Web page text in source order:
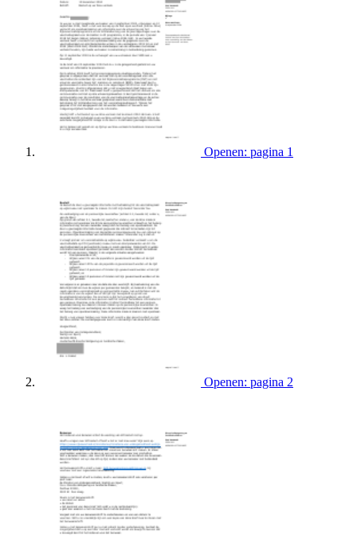
Openen: pagina 1
Openen: pagina 2